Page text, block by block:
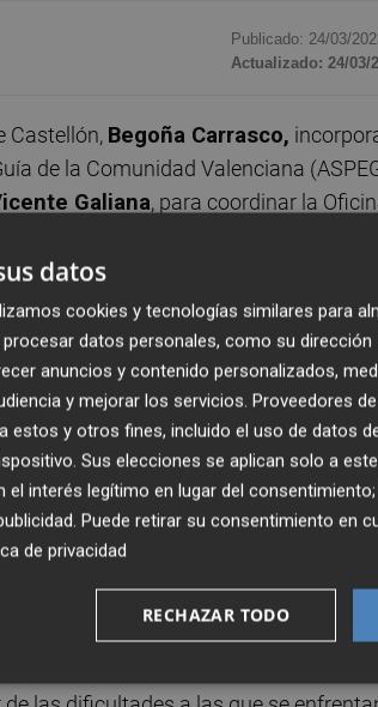
Publicado: 24/03/
Actualizado: 24/03/
Castellón, Begoña Carrasco,
de la Comunidad Valenciana
Galiana, para coordinar la
cuando el los castellonenses nos
Castellón sea accesible a todas las
que lidera Begoña Carrasco,
cuenten para construir el
de 10.000 las personas con algún
oficina contará con recursos
por supuesto tendrá muy en cuenta a
merece”, explica.
Valencia o Elche. “Con Vicente
atender e informar a este
de las ayudas y servicios a los que
datos
cookies y tecnologías similares para
datos personales, como su dirección
anuncios y contenido personalizados,
y mejorar los servicios. Proveedores
estos y otros fines, incluido el uso de datos
Sus elecciones se aplican solo a
el interés legítimo en lugar del
. Puede retirar su consentimiento en
de privacidad
RECHAZAR TODO